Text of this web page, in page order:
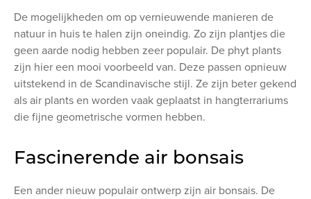
De mogelijkheden om op vernieuwende manieren de
natuur in huis te halen zijn oneindig. Zo zijn plantjes die
geen aarde nodig hebben zeer populair. De phyt plants
zijn hier een mooi voorbeeld van. Deze passen opnieuw
uitstekend in de Scandinavische stijl. Ze zijn beter gekend
als air plants en worden vaak geplaatst in hangterrariums
die fijne geometrische vormen hebben.
Fascinerende air bonsais
Een ander nieuw populair ontwerp zijn air bonsais. De